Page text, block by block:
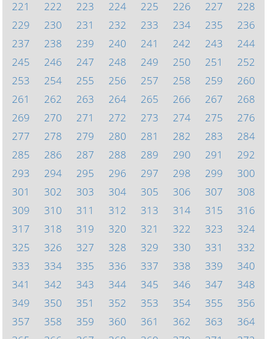
221
222 223 224 225 226 227
228
229
230 231 232 233 234 235
236
237
238 239 240 241 242 243
244
245
246 247 248 249 250 251
252
253
254 255 256 257 258 259
260
261
262 263 264 265 266 267
268
269
270 271 272 273 274 275
276
277
278 279 280 281 282 283
284
285
286 287 288 289 290 291
292
293
294 295 296 297 298 299
300
301
302 303 304 305 306 307
308
309
310 311 312 313 314 315
316
317
318 319 320 321 322 323
324
325
326 327 328 329 330 331
332
333
334 335 336 337 338 339
340
341
342 343 344 345 346 347
348
349
350 351 352 353 354 355
356
357
358 359 360 361 362 363
364